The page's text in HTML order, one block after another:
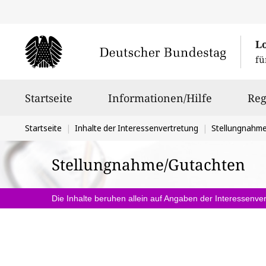
Startseite Informationen/Hilfe
Sie
befinden
sich
hier:
Startseite Inhalte der Interessenvertretung
Stellungnahme/Gutachten
Die Inhalte beruhen allein auf Angaben der